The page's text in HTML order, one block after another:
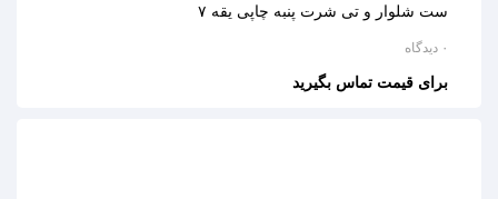
ست شلوار و تی شرت پنبه چاپی یقه ۷
۰ دیدگاه
برای قیمت تماس بگیرید